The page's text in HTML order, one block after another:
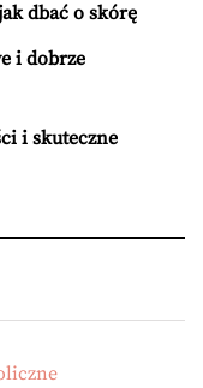
dbać o skórę
i dobrze
i skuteczne